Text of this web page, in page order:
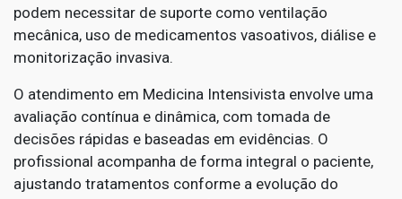
podem necessitar de suporte como ventilação
mecânica, uso de medicamentos vasoativos, diálise e
monitorização invasiva.
O atendimento em Medicina Intensivista envolve uma
avaliação contínua e dinâmica, com tomada de
decisões rápidas e baseadas em evidências. O
profissional acompanha de forma integral o paciente,
ajustando tratamentos conforme a evolução do